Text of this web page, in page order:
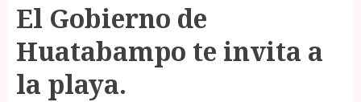
El Gobierno de
Huatabampo te invita a
la playa.